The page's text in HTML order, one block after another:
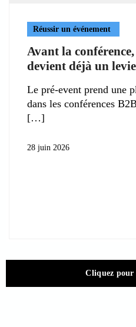
Réussir un événement
Avant la
devient déjà un
Le pré-event prend une
dans les conférences
28 juin 2026
Cliquez pour